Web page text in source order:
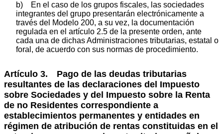
b) En el caso de los grupos fiscales, las sociedades
integrantes del grupo presentarán electrónicamente a
través del Modelo 200, a su vez, la documentación
regulada en el artículo 2.5 de la presente orden, ante
cada una de dichas Administraciones tributarias, estatal o
foral, de acuerdo con sus normas de procedimiento.
Artículo 3. Pago de las deudas tributarias
resultantes de las declaraciones del Impuesto
sobre Sociedades y del Impuesto sobre la Renta
de no Residentes correspondiente a
establecimientos permanentes y entidades en
régimen de atribución de rentas constituidas en el